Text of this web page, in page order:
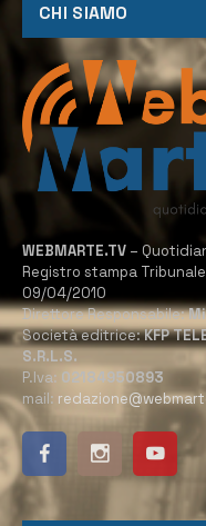
CHI SIAMO
WEBMARTE.TV –
Registro stampa
09/04/2010
Direttore Responsabile:
Società editrice:KFP
S.R.L.S.
P.Iva: 02184950893
mail: